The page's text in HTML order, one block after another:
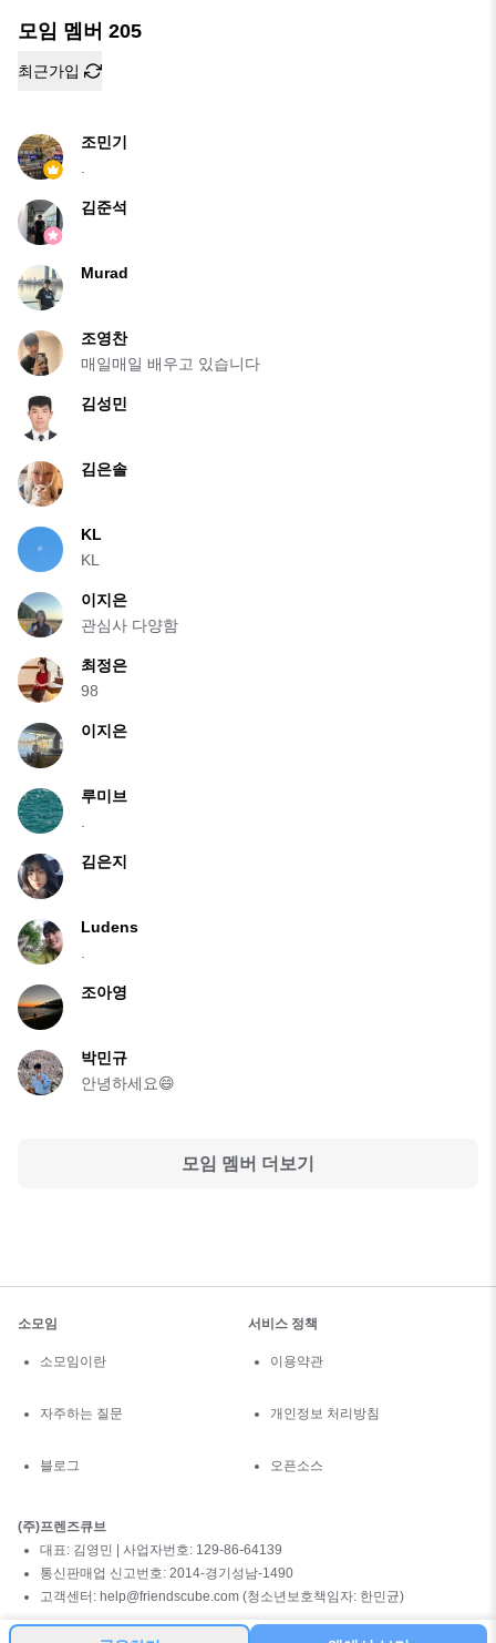
모임 멤버 205
최근가입
조민기
.
김준석
Murad
조영찬
매일매일 배우고 있습니다
김성민
김은솔
KL
KL
이지은
관심사 다양함
최정은
98
이지은
루미브
.
김은지
Ludens
.
조아영
박민규
안녕하세요😄
모임 멤버 더보기
소모임
소모임이란
자주하는 질문
블로그
서비스 정책
이용약관
개인정보 처리방침
오픈소스
(주)프렌즈큐브
대표: 김영민 | 사업자번호: 129-86-64139
통신판매업 신고번호: 2014-경기성남-1490
고객센터: help@friendscube.com (청소년보호책임자: 한민균)